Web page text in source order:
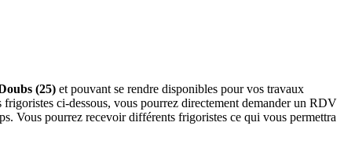
(25) et pouvant se rendre disponibles pour vos travaux
ci-dessous, vous pourrez directement demander un RDV
Vous pourrez recevoir différents frigoristes ce qui vous permettra